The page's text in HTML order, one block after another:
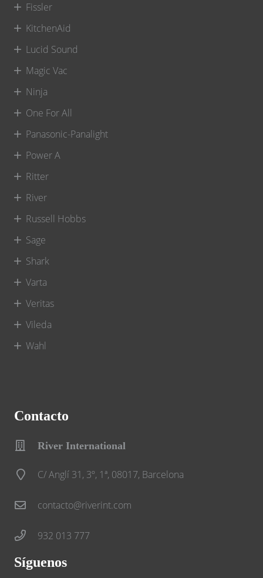
Fissler
KitchenAid
Lucid Sound
Magic Vac
Ninja
One For All
Panasonic-Panalight
Power A
Ritter
River
Russell Hobbs
Sage
Shark
Varta
Veritas
Vileda
Wahl
Contacto
River International
C/ Anglí 31, 3º, 1ª, 08017, Barcelona
contacto@riverint.com
932 013 777
Síguenos